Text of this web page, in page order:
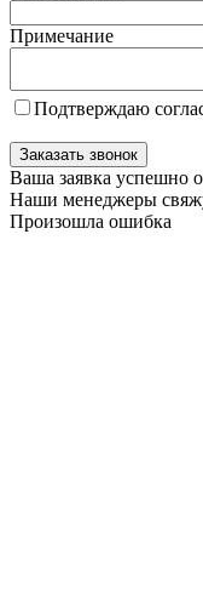
Примечание
Подтверждаю
Заказать звонок
Ваша заявка успешно
Наши менеджеры
Произошла ошибка